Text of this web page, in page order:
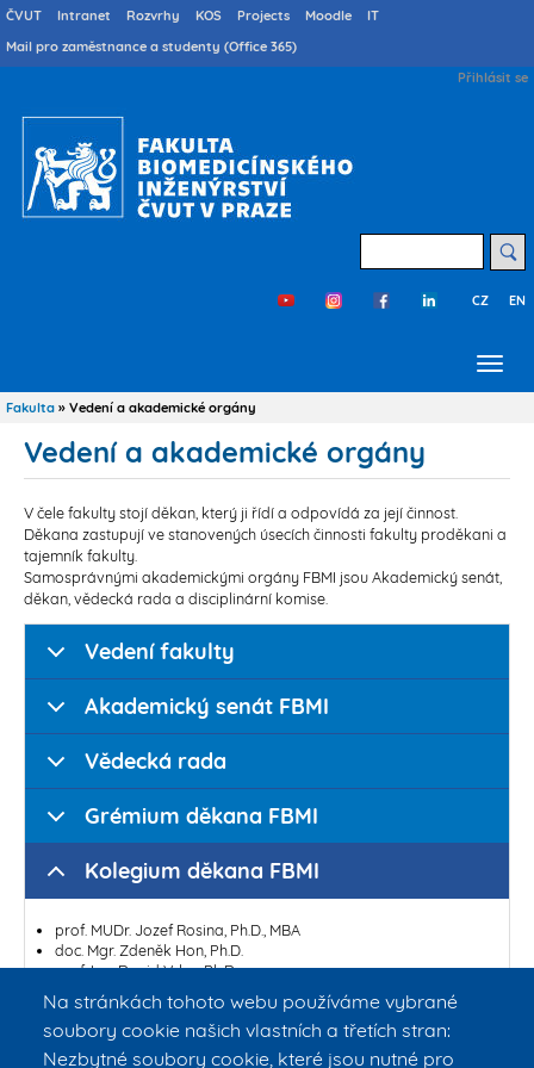
Přejít
k
hlavnímu
Druhé
menu
ČVUT Intranet Rozvrhy KOS Projects Moodle
IT
Mail pro zaměstnance a studenty (Office 365)
User
Přihlásit se
Na stránkách tohoto webu používáme vybrané
soubory cookie našich vlastních a třetích stran:
Nezbytné soubory cookie, které jsou nutné pro
Třetí
CZ EN
Drobečková
Fakulta Vedení a akademické orgány
Vedení a akademické orgány
V čele fakulty stojí děkan, který ji řídí a odpovídá za její činnost.
Děkana zastupují ve stanovených úsecích činnosti fakulty proděkani a
tajemník fakulty.
Samosprávnými akademickými orgány FBMI jsou Akademický senát,
děkan, vědecká rada a disciplinární komise.
Vedení fakulty
Akademický senát FBMI
Vědecká rada
Grémium děkana FBMI
Kolegium děkana FBMI
prof. MUDr. Jozef Rosina, Ph.D., MBA
doc. Mgr. Zdeněk Hon, Ph.D.
prof. Ing. David Vrba, Ph.D.
Ing. Jaroslav Pluhař, CSc.
prof. Ing. Karel Roubík, Ph.D.
doc. Ing. Jiří Hozman, Ph.D.
prof. Dr.-Ing. Jan Vrba, MSc.